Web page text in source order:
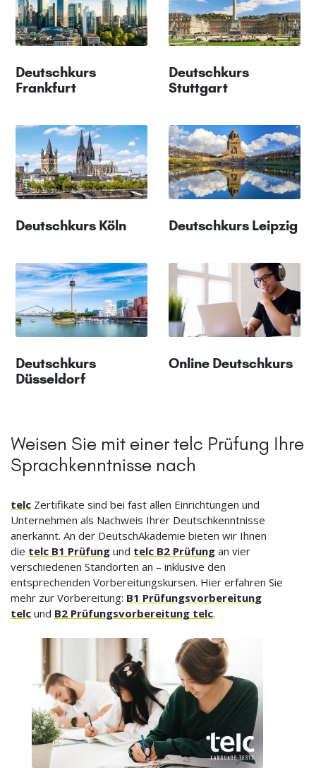
Deutschkurs
Frankfurt
Deutschkurs
Stuttgart
Deutschkurs Köln Deutschkurs Leipzig
Deutschkurs
Düsseldorf
Online Deutschkurs
Weisen Sie mit einer telc Prüfung Ihre
Sprachkenntnisse nach
telc Zertifikate sind bei fast allen Einrichtungen und
Unternehmen als Nachweis Ihrer Deutschkenntnisse
anerkannt. An der DeutschAkademie bieten wir Ihnen
die telc B1 Prüfung und telc B2 Prüfung an vier
verschiedenen Standorten an – inklusive den
entsprechenden Vorbereitungskursen. Hier erfahren Sie
mehr zur Vorbereitung: B1 Prüfungsvorbereitung
telc und B2 Prüfungsvorbereitung telc.